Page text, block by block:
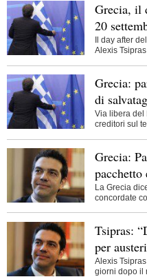
Grecia, il
20
Il day after
Alexis
Grecia:
di
Via libera del
creditori sul
Grecia:
pacchetto
La Grecia
concordate
Tsipras:
per
Alexis
giorni dopo il